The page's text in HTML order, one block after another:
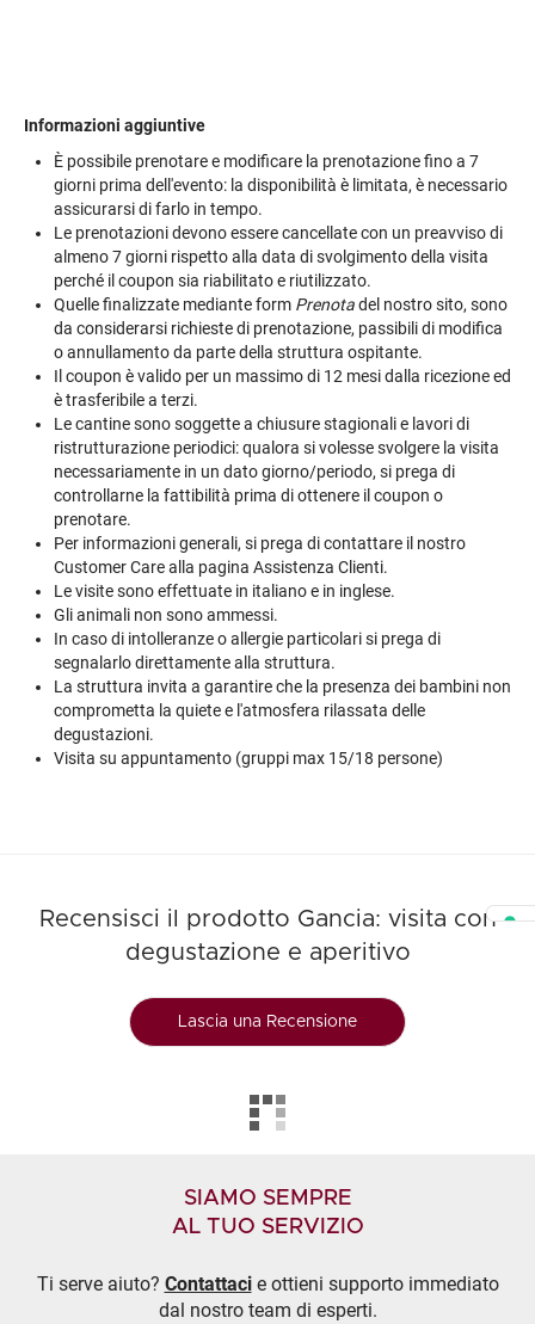
Informazioni aggiuntive
È possibile prenotare e modificare la prenotazione fino a 7
giorni prima dell'evento: la disponibilità è limitata, è necessario
assicurarsi di farlo in tempo.
Le prenotazioni devono essere cancellate con un preavviso di
almeno 7 giorni rispetto alla data di svolgimento della visita
perché il coupon sia riabilitato e riutilizzato.
Quelle finalizzate mediante form Prenotadel nostro sito, sono
da considerarsi richieste di prenotazione, passibili di modifica
o annullamento da parte della struttura ospitante.
Il coupon è valido per un massimo di 12 mesi dalla ricezione ed
è trasferibile a terzi.
Le cantine sono soggette a chiusure stagionali e lavori di
ristrutturazione periodici: qualora si volesse svolgere la visita
necessariamente in un dato giorno/periodo, si prega di
controllarne la fattibilità prima di ottenere il coupon o
prenotare.
Per informazioni generali, si prega di contattare il nostro
Customer Care alla pagina Assistenza Clienti.
Le visite sono effettuate in italiano e in inglese.
Gli animali non sono ammessi.
In caso di intolleranze o allergie particolari si prega di
segnalarlo direttamente alla struttura.
La struttura invita a garantire che la presenza dei bambini non
comprometta la quiete e l'atmosfera rilassata delle
degustazioni.
Visita su appuntamento (gruppi max 15/18 persone)
Recensisci il prodotto Gancia: visita con
degustazione e aperitivo
Lascia una Recensione
SIAMO SEMPRE
AL TUO SERVIZIO
Ti serve aiuto? Contattacie ottieni supporto immediato
dal nostro team di esperti.